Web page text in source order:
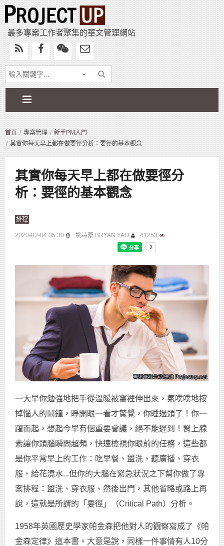
最多專案工作者聚集的華文管理網站
首頁 專案管理
新手PM入門
其實你每天早上都在做要徑分析：要徑的基本觀念
其實你每天早上都在做要徑分
析：要徑的基本觀念
排程
2020-02-04 05:30 姚詩豪 BRYAN YAO 41253
一大早你勉強地把手從溫暖被窩裡伸出來，氣噗噗地按
掉惱人的鬧鐘，睜開眼一看才驚覺，你睡過頭了！你一
躍而起，想起今早有個重要會議，絕不能遲到！腎上腺
素讓你頭腦瞬間超頻，快速檢視你眼前的任務，這些都
是你平常早上的工作：吃早餐、盥洗、聽廣播、穿衣
服、給花澆水...但你的大腦在緊急狀況之下幫你做了專
案排程：盥洗、穿衣服、然後出門，其他省略或路上再
說，這就是所謂的「要徑」（Critical Path）分析。
1958年英國歷史學家帕金森把他對人的觀察寫成了《帕
金森定律》這本書。大意是說，同樣一件事情有人10分